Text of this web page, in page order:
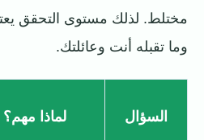
مختلط. لذلك مستوى التحقق
وما تقبله أنت وعائلتك.
السؤال لماذا مهم؟